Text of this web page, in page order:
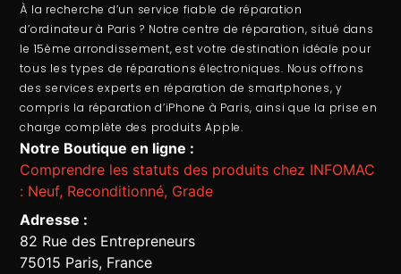
À la recherche d’un service fiable de réparation
d’ordinateurà Paris ? Notre centre de réparation, situé dans
le 15ème arrondissement, est votre destination idéale pour
tous les types de réparations électroniques. Nous offrons
des services experts en réparation de smartphones, y
compris la réparation d’iPhone à Paris, ainsi que la prise en
charge complète des produits Apple.
Notre Boutique en ligne :
Comprendre les statuts des produits chez INFOMAC
: Neuf, Reconditionné, Grade
Adresse :
82 Rue des Entrepreneurs
75015 Paris, France